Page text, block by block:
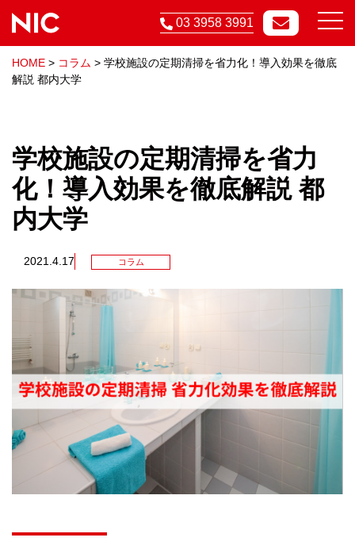
03 3958 3991
HOME > コラム > 学校施設の定期清掃を省力化！導入効果を徹底
解説 都内大学
学校施設の定期清掃を省力
化！導入効果を徹底解説 都
内大学
2021.4.17 コラム